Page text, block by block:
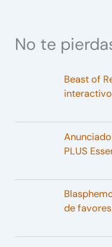
No te
Beast of
interactivo
PLUS
de favores